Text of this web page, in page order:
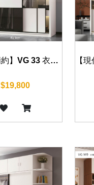
【現代簡約】VG 33 衣櫃 120/140/160/180/200cm
$19,800